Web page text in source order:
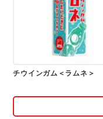
チウインガム＜ラムネ＞